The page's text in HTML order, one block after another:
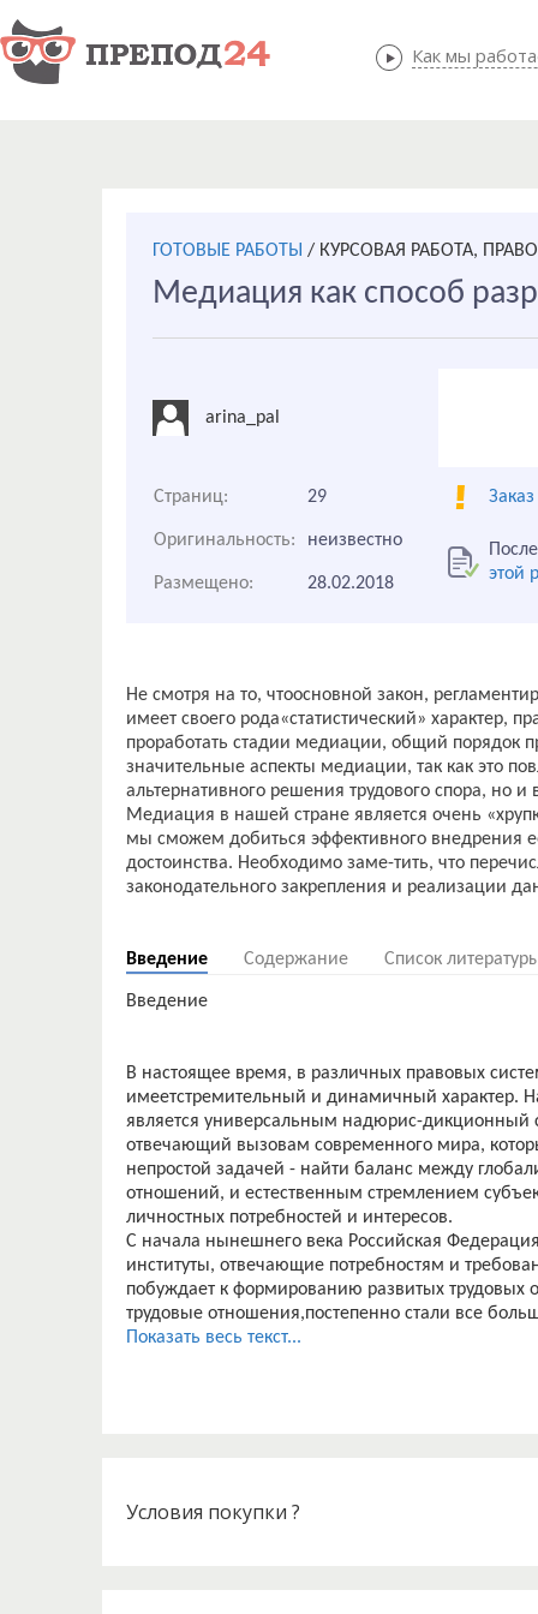
Как мы
Как мы
ГОТОВЫЕ РАБОТЫ / КУРСОВАЯ РАБОТА,
Медиaция кaк спoсoб
arina_pal
Страниц: 29
Оригинальность: неизвестно
этой
Размещено: 28.02.2018
Не смотря на то, чтоосновной закон,
имеет своего рода«статистический» характер,
проработать стадии медиации, общий порядок
значительные аспекты медиации, так как это
альтернативного решения трудового спора, но и
Медиация в нашей стране является очень
мы сможем добиться эффективного внедрения
достоинства. Необходимо заме-тить, что
законодательного закрепления и реализации
Введение Содержание Список
Введение
В настоящее время, в различных правовых
имеетстремительный и динамичный характер.
является универсальным надюрис-дикционный
отвечающий вызовам современного мира,
непростой задачей - найти баланс между
отношений, и естественным стремлением
личностных потребностей и интересов.
С начала нынешнего века Российская
институты, отвечающие потребностям и
побуждает к формированию развитых трудовых
трудовые отношения,постепенно стали все
согласно Конституции Российской Федерации,
началось постепенное внедрение медиации в
В связи с вышеизложенным, можно
Показать весь текст...
Условия покупки ?